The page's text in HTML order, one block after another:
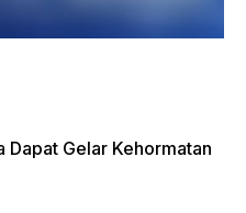
Dapat Gelar Kehormatan